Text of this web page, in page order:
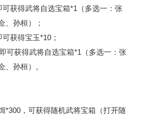
可获得武将自选宝箱*1（多选一：张
、孙桓）；
获得宝玉*10；
可获得武将自选宝箱*1（多选一：张
、孙桓）。
*300，可获得随机武将宝箱（打开随